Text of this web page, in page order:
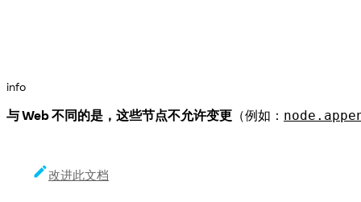
info
与 Web 不同的是，这些节点不允许变更 （例如：
改进此文档